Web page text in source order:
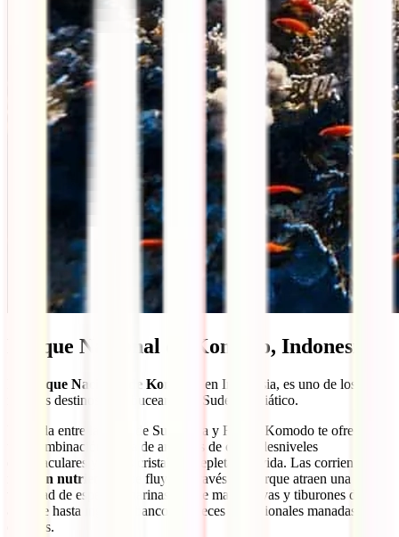
Parque Nacional de Komodo, Indonesia
Parque Nacional de Komodo
, en Indonesia, es uno de los
mejores destinos para bucear en el Sudeste Asiático.
Ubicada entre las islas de Sumbawa y Flores, Komodo te ofrecerá
una combinación única de arrecifes de coral, desniveles
espectaculares y aguas cristalinas repletas de vida. Las corrientes
ricas en nutrientes
que fluyen a través del parque atraen una gran
variedad de especies marinas, desde mantarrayas y tiburones de
arrecife hasta ingentes bancos de peces y ocasionales manadas de
delfines.